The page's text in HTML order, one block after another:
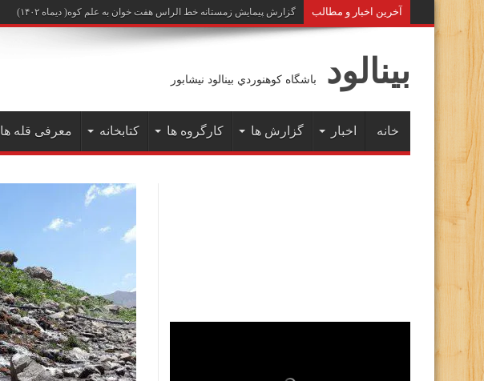
آخرين اخبار و مطالب گزارش پیمایش زمستانه خط الراس هفت خوان به علم کوه( دیماه ۱۴۰۲)
بينالود باشگاه كوهنوردي بينالود نيشابور
خانه اخبار گزارش ها کارگروه ها کتابخانه معرفی قله ها